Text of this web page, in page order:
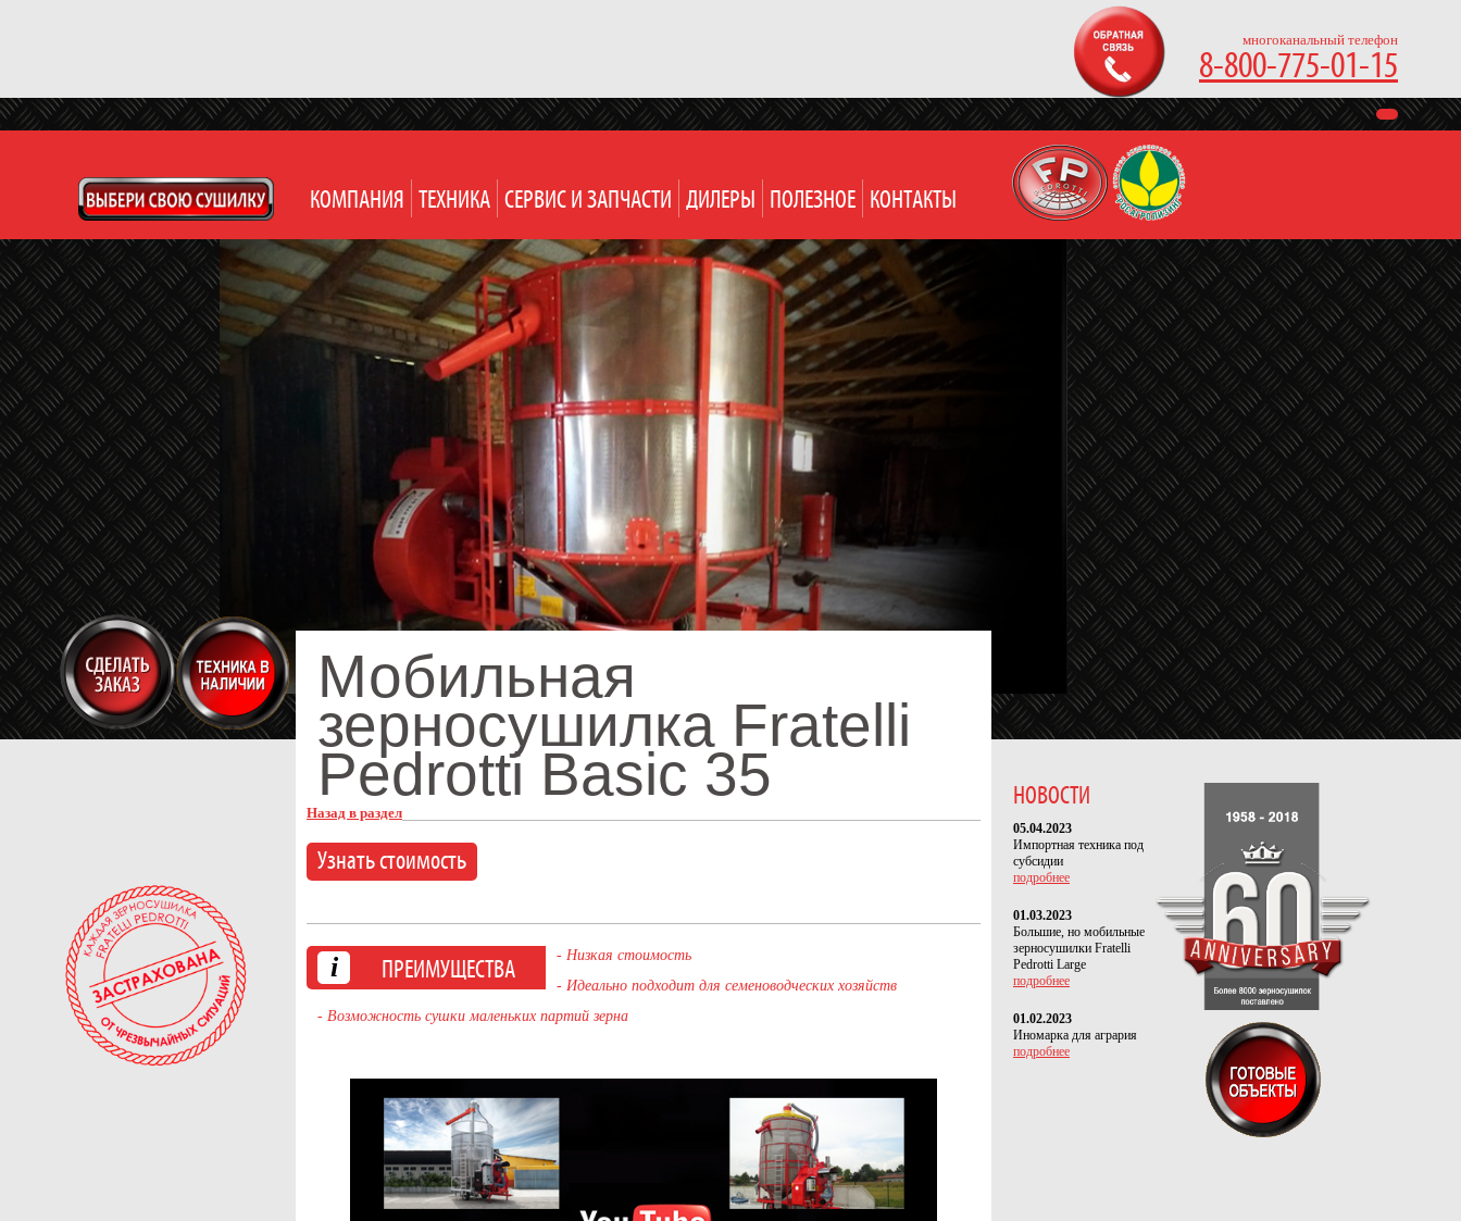
многоканальный телефон
8-800-775-01-15
КОМПАНИЯ ТЕХНИКА СЕРВИС И ЗАПЧАСТИ ДИЛЕРЫ ПОЛЕЗНОЕ КОНТАКТЫ
Мобильная
зерносушилка Fratelli
Pedrotti Basic 35
Назад в раздел
Узнать стоимость
i ПРЕИМУЩЕСТВА
- Низкая стоимость
- Идеально подходит для семеноводческих хозяйств
- Возможность сушки маленьких партий зерна
НОВОСТИ
05.04.2023
Импортная техника под
субсидии
подробнее
01.03.2023
Большие, но мобильные
зерносушилки Fratelli
Pedrotti Large
подробнее
01.02.2023
Иномарка для агрария
подробнее